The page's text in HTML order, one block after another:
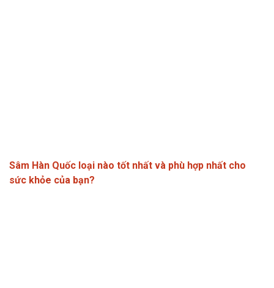
Sâm Hàn Quốc loại nào tốt nhất và phù hợp nhất cho
sức khỏe của bạn?